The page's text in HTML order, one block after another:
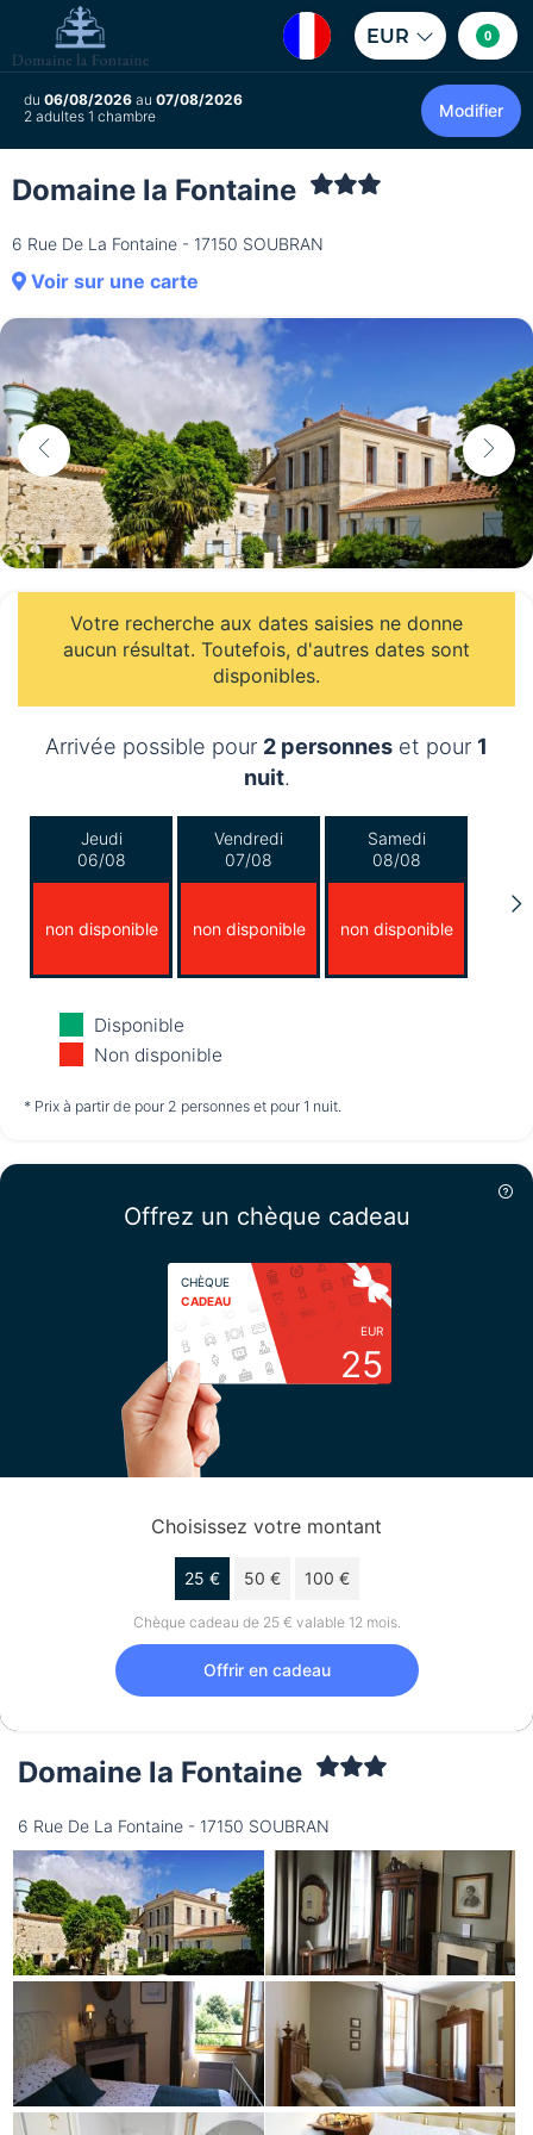
EUR 0
du 06/08/2026 au 07/08/2026
2 adultes 1 chambre
Modifier
Domaine la Fontaine
6 Rue De La Fontaine - 17150 SOUBRAN
Voir sur une carte
Votre recherche aux dates saisies ne donne
aucun résultat. Toutefois, d'autres dates sont
disponibles.
Arrivée possible pour 2 personnes et pour 1
nuit.
Jeudi
06/08
non disponible
Vendredi
07/08
non disponible
Samedi
08/08
non disponible
Dimanche
09/08
non disponible non disponible
12/08
non disponible
Disponible
Non disponible
* Prix à partir de pour 2 personnes et pour 1 nuit.
Offrez un chèque cadeau
CHÈQUE
CADEAU
EUR
25
Choisissez votre montant
25 € 50 € 100 €
Chèque cadeau de 25 € valable 12 mois.
Offrir en cadeau
Domaine la Fontaine
6 Rue De La Fontaine - 17150 SOUBRAN